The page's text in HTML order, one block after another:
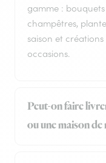
gamme :
champêtres,
saison et
occasions.
Peut-on faire
ou une maison